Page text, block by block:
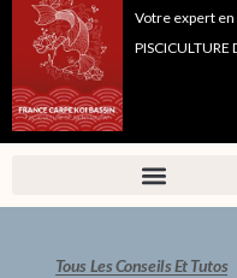
Votre expert
PISCICULTURE
Tous Les Conseils Et Tutos